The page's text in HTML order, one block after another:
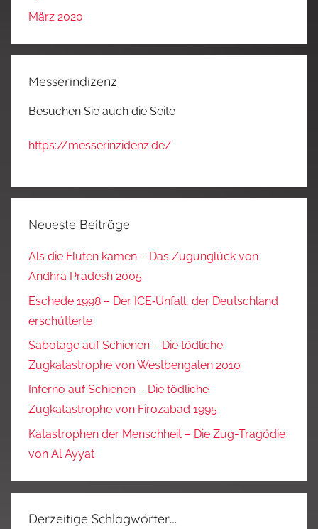
März 2020
Messerindizenz
Besuchen Sie auch die Seite
https://messerinzidenz.de/
Neueste Beiträge
Als die Fluten kamen – Das Zugunglück von
Andhra Pradesh 2005
Eschede 1998 – Der ICE‑Unfall, der Deutschland
erschütterte
Sabotage auf Schienen – Die tödliche
Zugkatastrophe von Westbengalen 2010
Inferno auf Schienen – Die tödliche
Zugkatastrophe von Firozabad 1995
Katastrophen der Menschheit – Die Zug-Tragödie
von Al Ayyat
Derzeitige Schlagwörter…